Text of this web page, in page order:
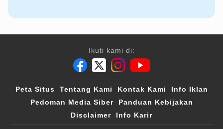
Ikuti kami di:
Peta Situs Tentang Kami Kontak Kami
Info Iklan
Pedoman Media Siber
Panduan Kebijakan
Disclaimer
Info Karir